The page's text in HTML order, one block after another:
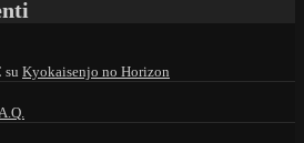
su Kyokaisenjo no Horizon